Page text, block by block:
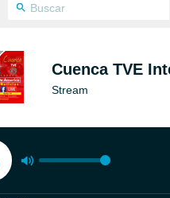
Cuenca TVE
Stream